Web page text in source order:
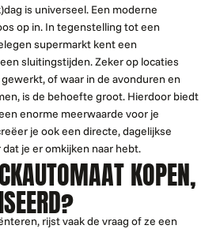
is universeel. Een moderne
op in. In tegenstelling tot een
supermarkt kent een
sluitingstijden. Zeker op locaties
of waar in de avonduren en
is de behoefte groot. Hierdoor biedt
enorme meerwaarde voor je
je ook een directe, dagelijkse
je er omkijken naar hebt.
KOPEN,
rijst vaak de vraag of ze een